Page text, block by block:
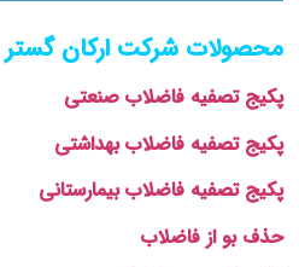
محصولات شرکت ارکان گستر
پکیج تصفیه فاضلاب صنعتی
پکیج تصفیه فاضلاب بهداشتی
پکیج تصفیه فاضلاب بیمارستانی
حذف بو از فاضلاب